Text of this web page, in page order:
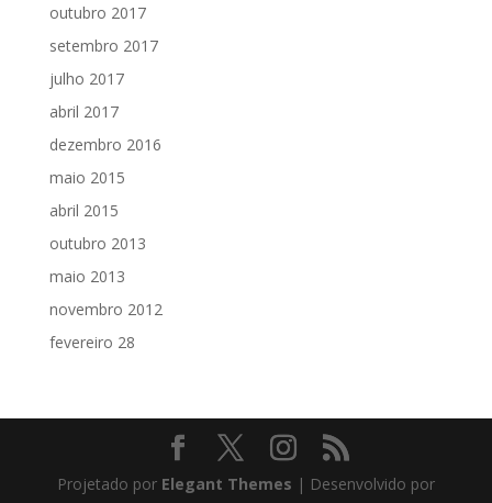
outubro 2017
setembro 2017
julho 2017
abril 2017
dezembro 2016
maio 2015
abril 2015
outubro 2013
maio 2013
novembro 2012
fevereiro 28
Projetado por Elegant Themes | Desenvolvido por